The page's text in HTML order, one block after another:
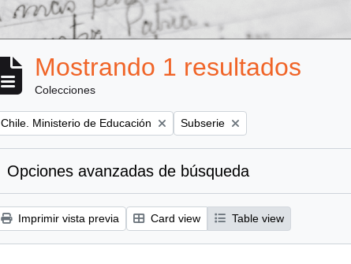
Mostrando 1 resultados
Colecciones
Remove filter:
Chile. Ministerio de Educación Remove filter:
Subserie
Opciones avanzadas de búsqueda
Imprimir vista previa Card view Table view